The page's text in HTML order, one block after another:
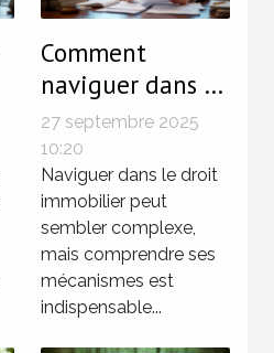
Comment
naviguer dans le
droit immobilier
pour sécuriser
vos
investissements
?
27 septembre 2025
10:20
Naviguer dans le droit
immobilier peut
sembler complexe,
mais comprendre ses
mécanismes est
indispensable...